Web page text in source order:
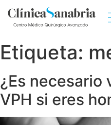
Etiqueta:
¿Es necesario
VPH si eres